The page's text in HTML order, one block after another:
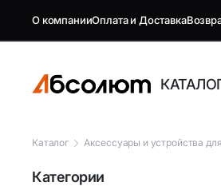
О компанииОплата и Доставка
GSM репитеры, антенны и
Каталог Аксессуары и устройства
Категории